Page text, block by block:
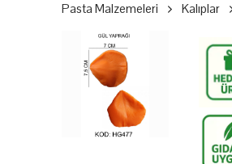
Pasta Malzemeleri Kalıplar